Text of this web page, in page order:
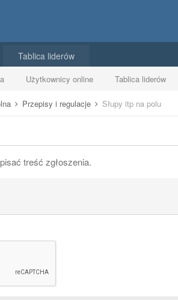
Użytkownicy online Tablica liderów
Tablica liderów
Przepisy i regulacje Słupy itp na polu
treść zgłoszenia.